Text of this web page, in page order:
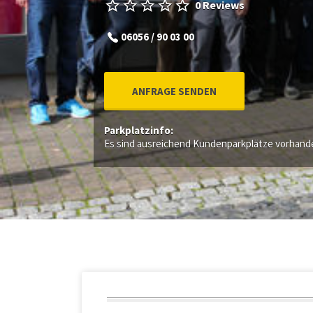
0 Reviews
06056 / 90 03 00
ANFRAGE SENDEN
Parkplatzinfo:
Es sind ausreichend Kundenparkplätze